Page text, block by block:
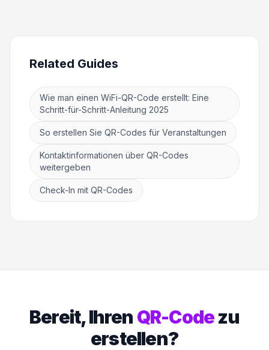
Related Guides
Wie man einen WiFi-QR-Code erstellt: Eine
Schritt-für-Schritt-Anleitung 2025
So erstellen Sie QR-Codes für Veranstaltungen
Kontaktinformationen über QR-Codes
weitergeben
Check-In mit QR-Codes
Bereit, Ihren QR-Codezu
erstellen?